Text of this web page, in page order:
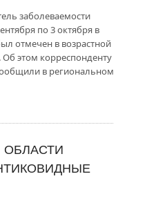
заболеваемости
по 3 октября в
отмечен в возрастной
Об этом корреспонденту
в региональном